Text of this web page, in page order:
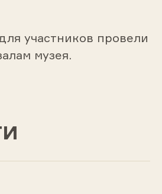
участников провели
музея.